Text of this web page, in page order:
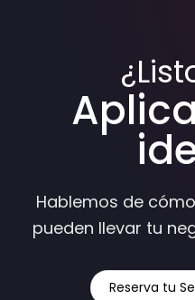
Hablemos de
pueden llevar tu
Reserva tu